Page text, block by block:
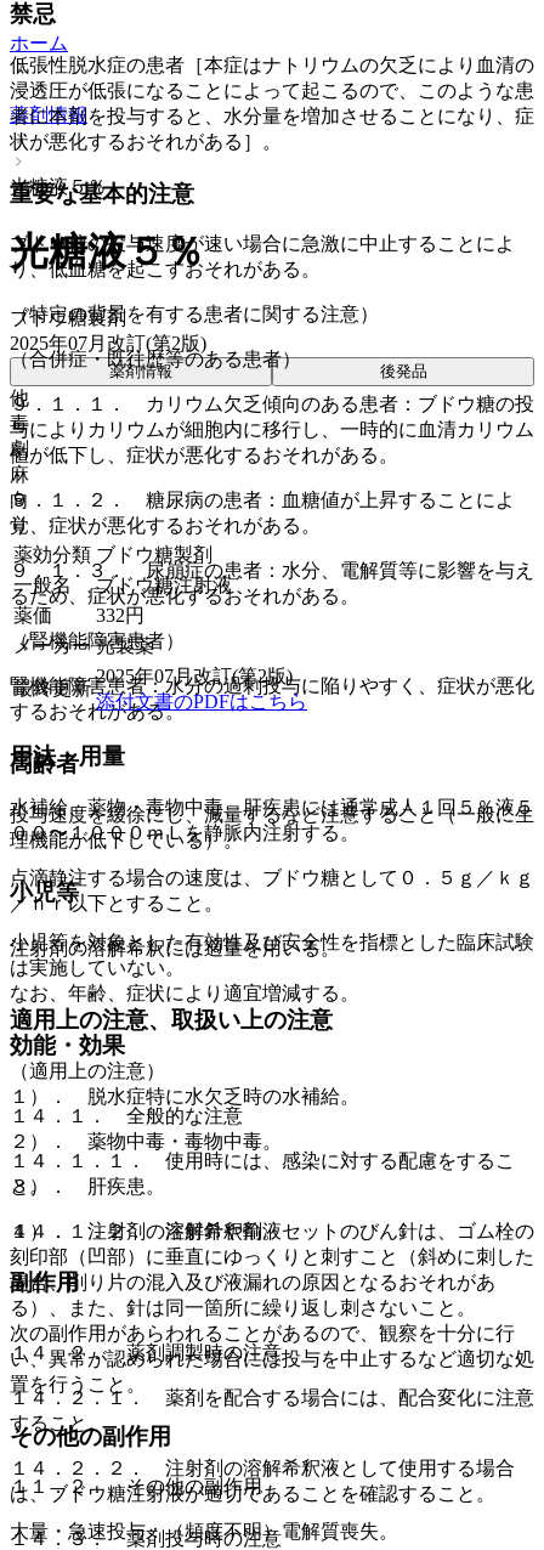
禁忌
低張性脱水症の患者［本症はナトリウムの欠乏により血清の
浸透圧が低張になることによって起こるので、このような患
者に本剤を投与すると、水分量を増加させることになり、症
状が悪化するおそれがある］。
重要な基本的注意
ブドウ糖の投与速度が速い場合に急激に中止することによ
り、低血糖を起こすおそれがある。
（特定の背景を有する患者に関する注意）
（合併症・既往歴等のある患者）
９．１．１． カリウム欠乏傾向のある患者：ブドウ糖の投
与によりカリウムが細胞内に移行し、一時的に血清カリウム
値が低下し、症状が悪化するおそれがある。
９．１．２． 糖尿病の患者：血糖値が上昇することによ
り、症状が悪化するおそれがある。
９．１．３． 尿崩症の患者：水分、電解質等に影響を与え
るため、症状が悪化するおそれがある。
（腎機能障害患者）
腎機能障害患者：水分の過剰投与に陥りやすく、症状が悪化
するおそれがある。
高齢者
投与速度を緩徐にし、減量するなど注意すること（一般に生
理機能が低下している）。
小児等
小児等を対象とした有効性及び安全性を指標とした臨床試験
は実施していない。
適用上の注意、取扱い上の注意
（適用上の注意）
１４．１． 全般的な注意
１４．１．１． 使用時には、感染に対する配慮をするこ
と。
１４．１．２． 注射針や輸液セットのびん針は、ゴム栓の
刻印部（凹部）に垂直にゆっくりと刺すこと（斜めに刺した
場合、削り片の混入及び液漏れの原因となるおそれがあ
る）、また、針は同一箇所に繰り返し刺さないこと。
１４．２． 薬剤調製時の注意
１４．２．１． 薬剤を配合する場合には、配合変化に注意
すること。
１４．２．２． 注射剤の溶解希釈液として使用する場合
は、ブドウ糖注射液が適切であることを確認すること。
１４．３． 薬剤投与時の注意
ホーム
薬剤情報
光糖液５％
光糖液５％
ブドウ糖製剤
2025年07月改訂(第2版)
薬剤情報 後発品
他
毒
劇
麻
向
覚
薬効分類 ブドウ糖製剤
一般名
ブドウ糖注射液
薬価
332円
メーカー 光製薬
最終更新
2025年07月改訂(第2版)
添付文書のPDFはこちら
用法・用量
水補給、薬物・毒物中毒、肝疾患には通常成人１回５％液５
００〜１０００ｍＬを静脈内注射する。
点滴静注する場合の速度は、ブドウ糖として０．５ｇ／ｋｇ
／ｈｒ以下とすること。
注射剤の溶解希釈には適量を用いる。
なお、年齢、症状により適宜増減する。
効能・効果
１）． 脱水症特に水欠乏時の水補給。
２）． 薬物中毒・毒物中毒。
３）． 肝疾患。
４）． 注射剤の溶解希釈剤。
副作用
次の副作用があらわれることがあるので、観察を十分に行
い、異常が認められた場合には投与を中止するなど適切な処
置を行うこと。
その他の副作用
１１．２． その他の副作用
大量・急速投与：（頻度不明）電解質喪失。